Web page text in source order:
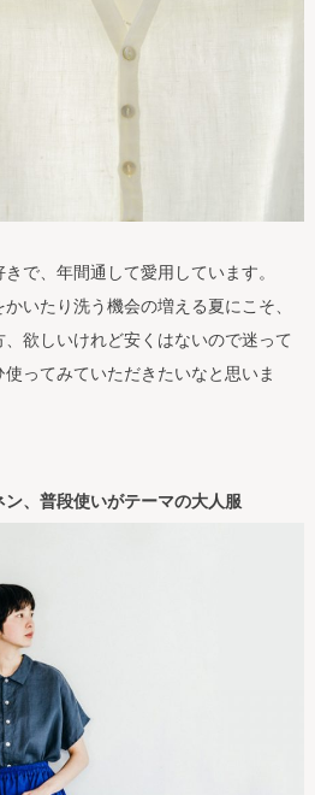
で、年間通して愛用しています。
いたり洗う機会の増える夏にこそ、
欲しいけれど安くはないので迷って
ってみていただきたいなと思いま
、普段使いがテーマの大人服